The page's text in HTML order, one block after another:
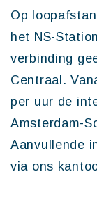
Op
het NS-
verbinding
Centraal.
per uur de
Amsterdam-
Aanvullende
via ons